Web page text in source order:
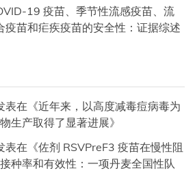
19 疫苗、季节性流感疫苗、流
苗和疟疾疫苗的安全性：证据综述
表在《近年来，以高度减毒痘病毒为
生产取得了显著进展》
表在《佐剂 RSVPreF3 疫苗在慢性阻
种率和有效性：一项丹麦全国性队